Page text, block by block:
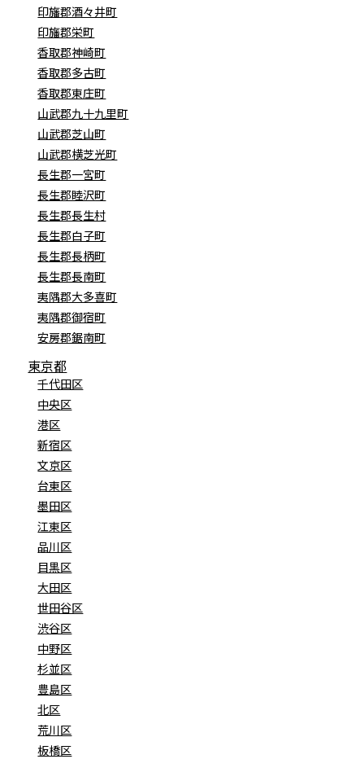
印旛郡酒々井町
印旛郡栄町
香取郡神崎町
香取郡多古町
香取郡東庄町
山武郡九十九里町
山武郡芝山町
山武郡横芝光町
長生郡一宮町
長生郡睦沢町
長生郡長生村
長生郡白子町
長生郡長柄町
長生郡長南町
夷隅郡大多喜町
夷隅郡御宿町
安房郡鋸南町
東京都
千代田区
中央区
港区
新宿区
文京区
台東区
墨田区
江東区
品川区
目黒区
大田区
世田谷区
渋谷区
中野区
杉並区
豊島区
北区
荒川区
板橋区